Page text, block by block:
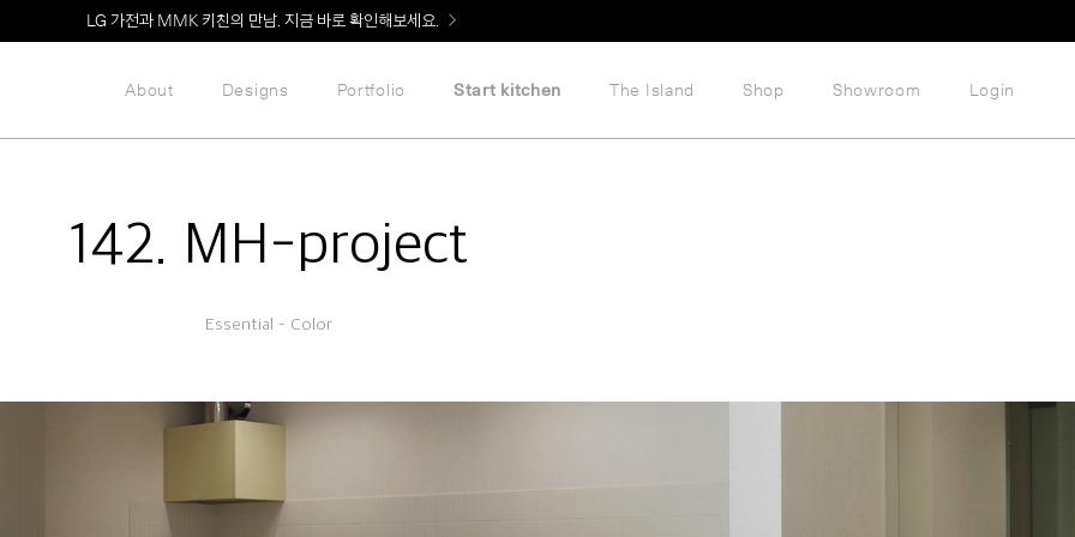
Welcome! 신규 회원가입 시 MMK Shop Coupon (총 60만원) 지급
LG 가전과 MMK 키친의 만남. 지금 바로 확인해보세요.
About Designs Portfolio Start kitchen The Island Shop Showroom Login
142. MH-project
Essential – Color